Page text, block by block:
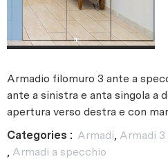
Armadio filomuro 3 ante a
ante a sinistra e anta singola a
apertura verso destra e con
Categories : Armadi, Armadi 3
, Armadi a specchio